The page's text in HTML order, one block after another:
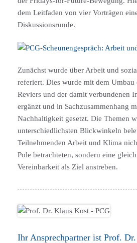
dem Leitfaden von vier Vorträgen
Diskussionsrunde.
Zunächst wurde über Arbeit und
referiert. Dies wurde mit dem Umbau
Reviers und der damit verbundenen
ergänzt und in Sachzusammenhang
Nachhaltigkeit gesetzt. Die Themen
unterschiedlichsten Blickwinkeln
Teilnehmenden Arbeit und Klima
Pole betrachteten, sondern eine
Vereinbarkeit als Ziel anstreben.
Ihr Ansprechpartner ist Prof.